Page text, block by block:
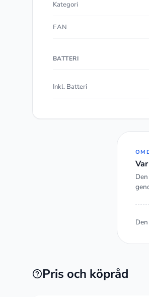
Kategori
EAN
BATTERI
Inkl. Batteri
Pris och köpråd